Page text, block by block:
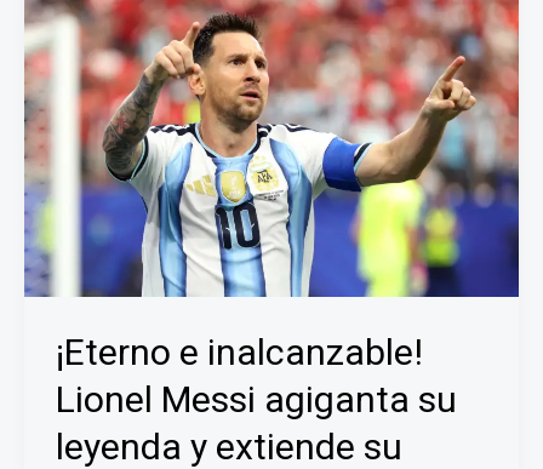
Balogun
intervención
Trump
¡Eterno e inalcanzable!
Lionel Messi agiganta su
leyenda y extiende su